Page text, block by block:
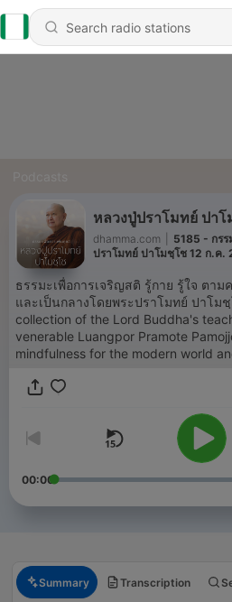
หลวงปู่ปราโมทย์ ปา
dhamma.com
5185 - กรร
ปราโมทย์ ปาโมชฺโช 12 ก.ค.
ธรรมะเพื่อการเจริญสติ รู้กาย รู้ใจ ตา
และเป็นกลางโดยพระปราโมทย์ ปาโ
collection of the Lord Buddha's
venerable Luangpor Pramote
mindfulness for the modern world
00:00
Summary Transcription